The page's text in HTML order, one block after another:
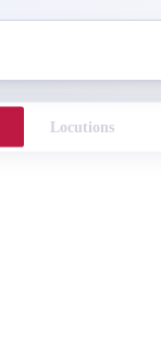
Locutions